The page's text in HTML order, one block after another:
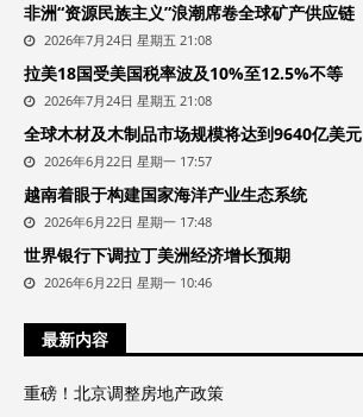
非洲“资源民族主义”浪潮席卷全球矿产供应链
2026年7月24日 星期五 21:08
拉美18国受美国税率波及10%至12.5%不等
2026年7月24日 星期五 21:08
全球木材及木制品市场规模将达到9640亿美元
2026年6月22日 星期一 17:57
越南着眼于构建国家海洋产业生态系统
2026年6月22日 星期一 17:48
世界银行下调拉丁美洲经济增长预期
2026年6月22日 星期一 10:46
最新内容
重磅！北京调整房地产政策